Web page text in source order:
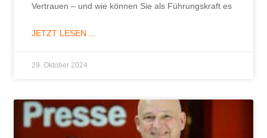
Vertrauen – und wie können Sie als Führungskraft es
JETZT LESEN ...
29. Oktober 2024